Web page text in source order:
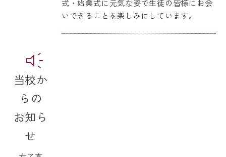
当校か
らの
お知ら
せ
式・始業式に元気な姿で生徒の皆様にお会
いできることを楽しみにしています。